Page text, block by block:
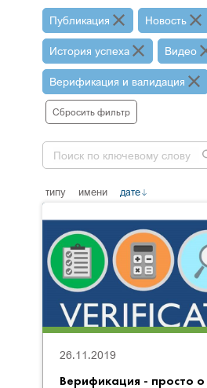
Публикация Новость
История успеха Видео
Верификация и валидация
Сбросить фильтр
типу имени дате
Верификация - просто
26.11.2019